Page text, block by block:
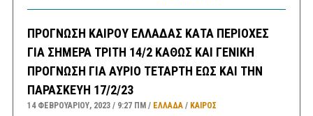
ΠΡΟΓΝΩΣΗ ΚΑΙΡΟΥ ΕΛΛΑΔΑΣ ΚΑΤΑ ΠΕΡΙΟΧΕΣ
ΓΙΑ ΣΗΜΕΡΑ ΤΡΙΤΗ 14/2 ΚΑΘΩΣ ΚΑΙ ΓΕΝΙΚΗ
ΠΡΟΓΝΩΣΗ ΓΙΑ ΑΥΡΙΟ ΤΕΤΑΡΤΗ ΕΩΣ ΚΑΙ ΤΗΝ
ΠΑΡΑΣΚΕΥΗ 17/2/23
14 ΦΕΒΡΟΥΑΡΊΟΥ, 2023 9:27 ΠΜ ΕΛΛΑΔA/ ΚΑΙΡΌΣ